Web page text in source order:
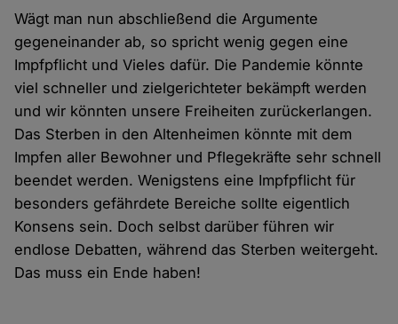
Wägt man nun abschließend die Argumente
gegeneinander ab, so spricht wenig gegen eine
Impfpflicht und Vieles dafür. Die Pandemie könnte
viel schneller und zielgerichteter bekämpft werden
und wir könnten unsere Freiheiten zurückerlangen.
Das Sterben in den Altenheimen könnte mit dem
Impfen aller Bewohner und Pflegekräfte sehr schnell
beendet werden. Wenigstens eine Impfpflicht für
besonders gefährdete Bereiche sollte eigentlich
Konsens sein. Doch selbst darüber führen wir
endlose Debatten, während das Sterben weitergeht.
Das muss ein Ende haben!